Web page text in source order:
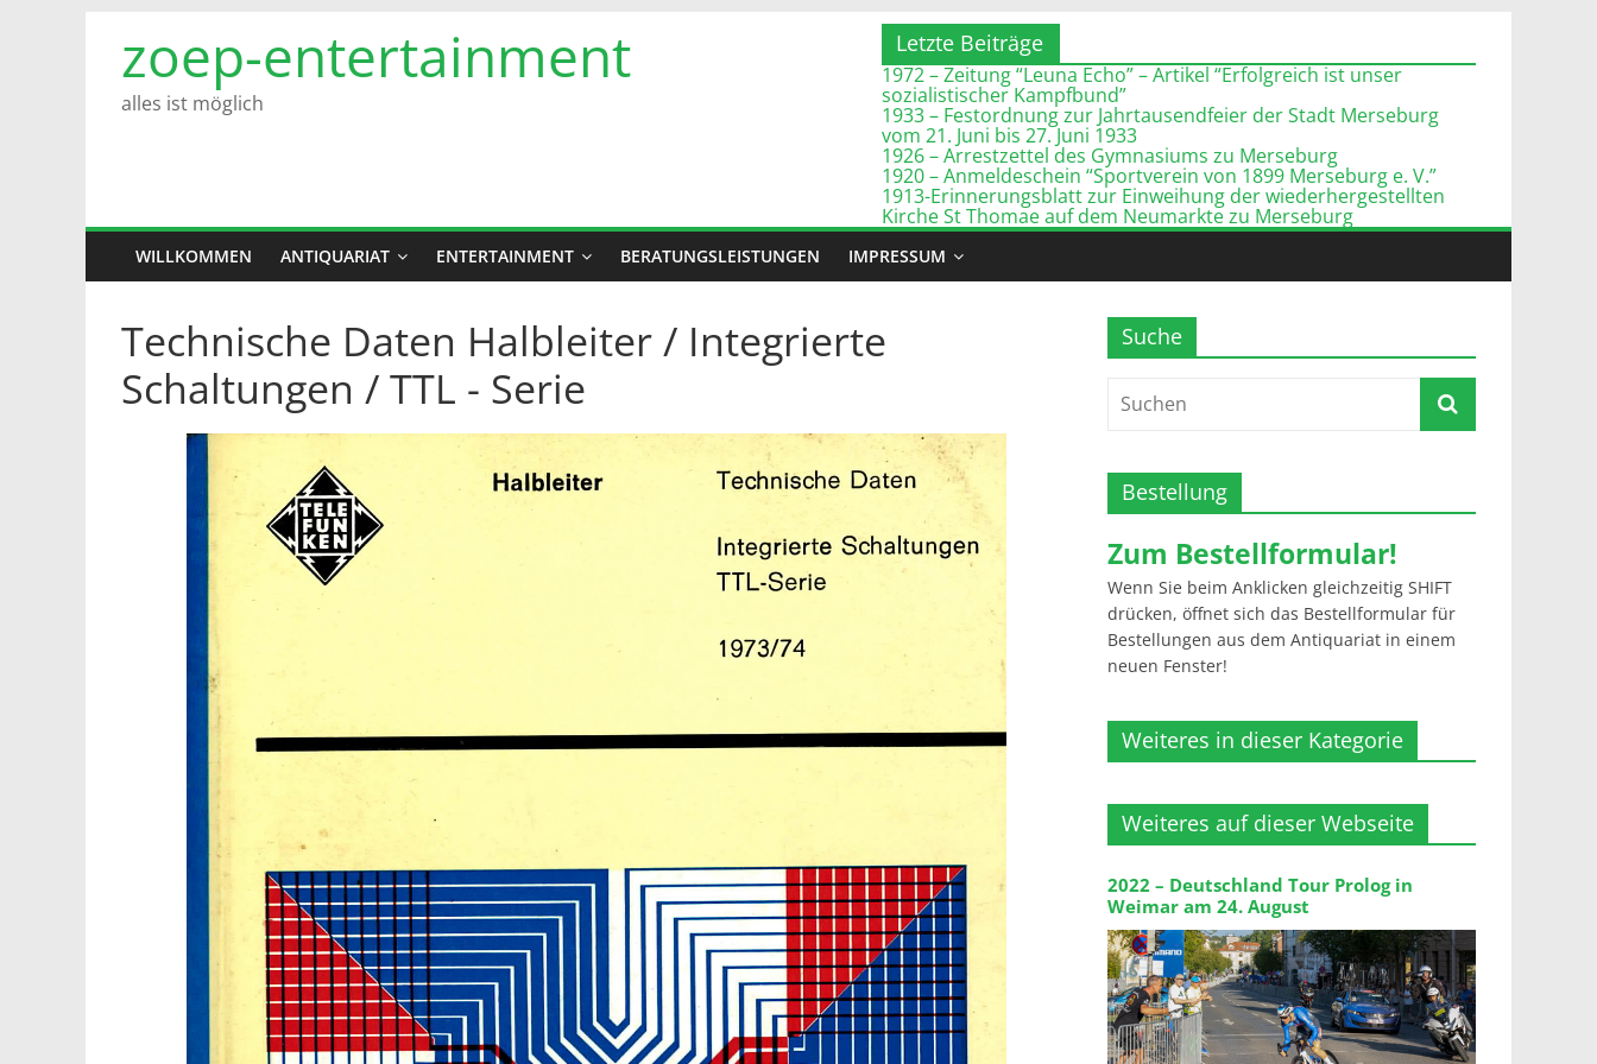
Inhalt
springen
zoep-entertainment
alles ist möglich
Letzte Beiträge
1972 – Zeitung “Leuna Echo” – Artikel “Erfolgreich ist unser
sozialistischer Kampfbund”
1933 – Festordnung zur Jahrtausendfeier der Stadt Merseburg
vom 21. Juni bis 27. Juni 1933
1926 – Arrestzettel des Gymnasiums zu Merseburg
1920 – Anmeldeschein “Sportverein von 1899 Merseburg e. V.”
1913-Erinnerungsblatt zur Einweihung der wiederhergestellten
Kirche St Thomae auf dem Neumarkte zu Merseburg
WILLKOMMEN ANTIQUARIAT ENTERTAINMENT BERATUNGSLEISTUNGEN IMPRESSUM
Technische Daten Halbleiter / Integrierte
Schaltungen / TTL - Serie
Suche
Bestellung
Zum Bestellformular!
Wenn Sie beim Anklicken gleichzeitig SHIFT
drücken, öffnet sich das Bestellformular für
Bestellungen aus dem Antiquariat in einem
neuen Fenster!
Weiteres in dieser Kategorie
Weiteres auf dieser Webseite
2022 – Deutschland Tour Prolog in
Weimar am 24. August